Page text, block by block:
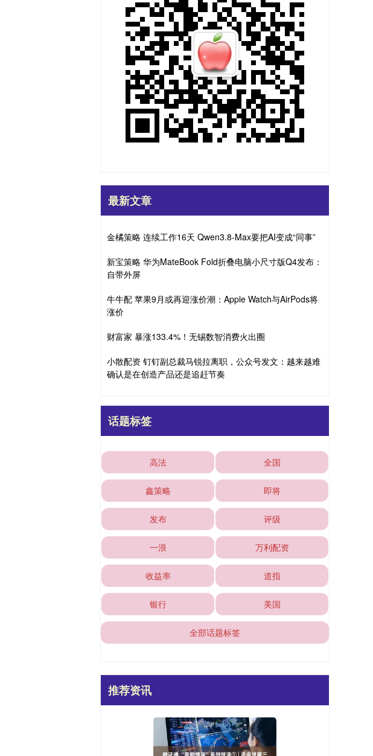
最新文章
金橘策略 连续工作16天 Qwen3.8-Max要把AI变成“同事”
新宝策略 华为MateBook Fold折叠电脑小尺寸版Q4发布：
自带外屏
牛牛配 苹果9月或再迎涨价潮：Apple Watch与AirPods将
涨价
财富家 暴涨133.4%！无锡数智消费火出圈
小散配资 钉钉副总裁马锐拉离职，公众号发文：越来越难
确认是在创造产品还是追赶节奏
话题标签
高法 全国
鑫策略 即将
发布 评级
一浪 万利配资
收益率 道指
银行 美国
全部话题标签
推荐资讯